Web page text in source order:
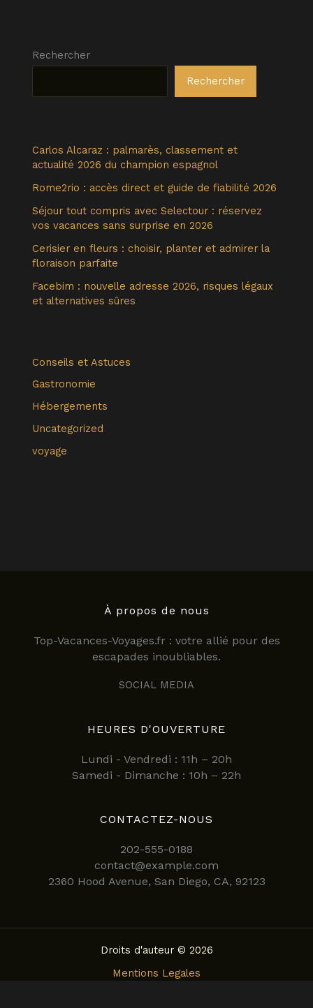
Rechercher
Rechercher
Carlos Alcaraz : palmarès, classement et
actualité 2026 du champion espagnol
Rome2rio : accès direct et guide de fiabilité 2026
Séjour tout compris avec Selectour : réservez
vos vacances sans surprise en 2026
Cerisier en fleurs : choisir, planter et admirer la
floraison parfaite
Facebim : nouvelle adresse 2026, risques légaux
et alternatives sûres
Conseils et Astuces
Gastronomie
Hébergements
Uncategorized
voyage
À propos de nous
Top-Vacances-Voyages.fr : votre allié pour des
escapades inoubliables.
SOCIAL MEDIA
HEURES D'OUVERTURE
Lundi - Vendredi : 11h – 20h
Samedi - Dimanche : 10h – 22h
CONTACTEZ-NOUS
202-555-0188
contact@example.com
2360 Hood Avenue, San Diego, CA, 92123
Droits d'auteur © 2026
Mentions Legales